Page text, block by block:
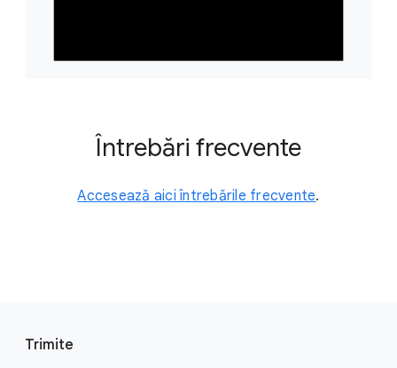
Întrebări frecvente
Accesează aici întrebările frecvente.
Trimite